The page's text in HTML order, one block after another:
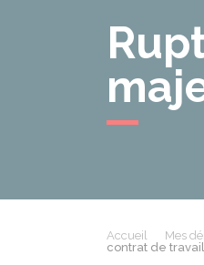
Accueil Mes
contrat de